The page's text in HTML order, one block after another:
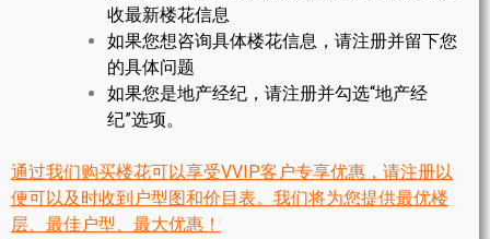
密西沙加楼花项目
奥克维尔社区介绍
奥克维尔楼花项目
列治文山楼花项目
旺市楼花项目
收最新楼花信息
如果您想咨询具体楼花信息，请注册并留下您
的具体问题
如果您是地产经纪，请注册并勾选“地产经
纪”选项。
通过我们购买楼花可以享受VVIP客户专享优惠，请注册以
便可以及时收到户型图和价目表。我们将为您提供最优楼
层、最佳户型、最大优惠！